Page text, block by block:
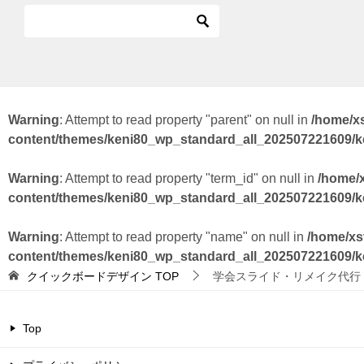
Warning: Attempt to read property "parent" on null in /home/
content/themes/keni80_wp_standard_all_202507221609/
Warning: Attempt to read property "term_id" on null in /home/
content/themes/keni80_wp_standard_all_202507221609/
Warning: Attempt to read property "name" on null in /home/
content/themes/keni80_wp_standard_all_202507221609/
クイックボードデザイン TOP 学会スライド・リメイク代行
Top